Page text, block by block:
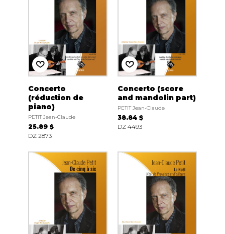
Concerto
(réduction de
piano)
PETIT Jean-Claude
25.89 $
DZ 2873
Concerto (score
and mandolin part)
PETIT Jean-Claude
38.84 $
DZ 4493